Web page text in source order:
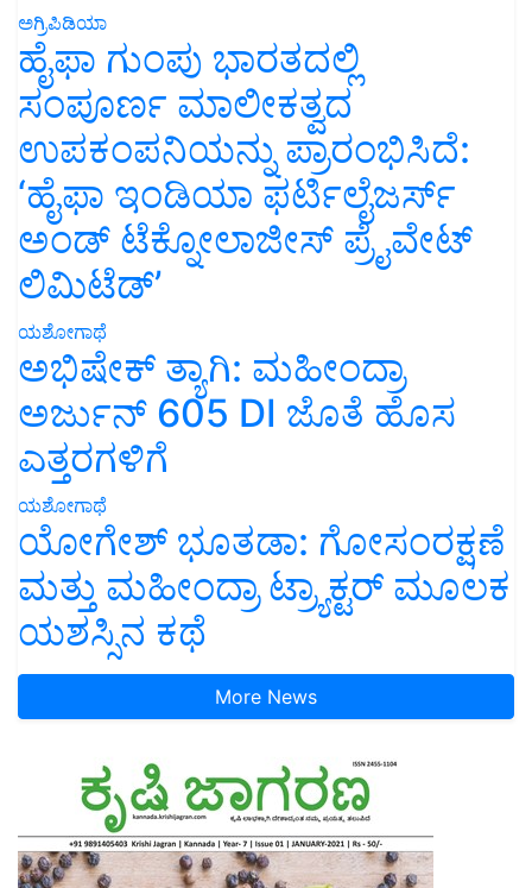
ಅಗ್ರಿಪಿಡಿಯಾ
ಹೈಫಾ ಗುಂಪು ಭಾರತದಲ್ಲಿ
ಸಂಪೂರ್ಣ ಮಾಲೀಕತ್ವದ
ಉಪಕಂಪನಿಯನ್ನು ಪ್ರಾರಂಭಿಸಿದೆ:
‘ಹೈಫಾ ಇಂಡಿಯಾ ಫರ್ಟಿಲೈಜರ್ಸ್
ಅಂಡ್ ಟೆಕ್ನೋಲಾಜೀಸ್ ಪ್ರೈವೇಟ್
ಲಿಮಿಟೆಡ್’
ಯಶೋಗಾಥೆ
ಅಭಿಷೇಕ್ ತ್ಯಾಗಿ: ಮಹೀಂದ್ರಾ
ಅರ್ಜುನ್ 605 DI ಜೊತೆ ಹೊಸ
ಎತ್ತರಗಳಿಗೆ
ಯಶೋಗಾಥೆ
ಯೋಗೇಶ್ ಭೂತಡಾ: ಗೋಸಂರಕ್ಷಣೆ
ಮತ್ತು ಮಹೀಂದ್ರಾ ಟ್ರ್ಯಾಕ್ಟರ್ ಮೂಲಕ
ಯಶಸ್ಸಿನ ಕಥೆ
More News